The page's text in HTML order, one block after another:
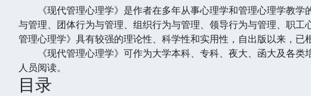
《现代管理心理学》是作者在多年从事心理学和管理心理学教学
与管理、团体行为与管理、组织行为与管理、领导行为与管理、职
管理心理学》具有较强的理论性、科学性和实用性，自出版以来，已
《现代管理心理学》可作为大学本科、专科、夜大、函大及各类
人员阅读。
目录